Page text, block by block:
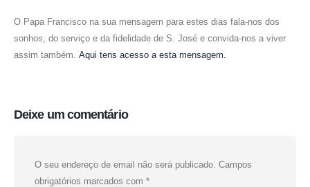
O Papa Francisco na sua mensagem para estes dias fala-nos dos
sonhos, do serviço e da fidelidade de S. José e convida-nos a viver
assim também. Aqui tens acesso a esta mensagem.
Deixe um comentário
O seu endereço de email não será publicado. Campos
obrigatórios marcados com *